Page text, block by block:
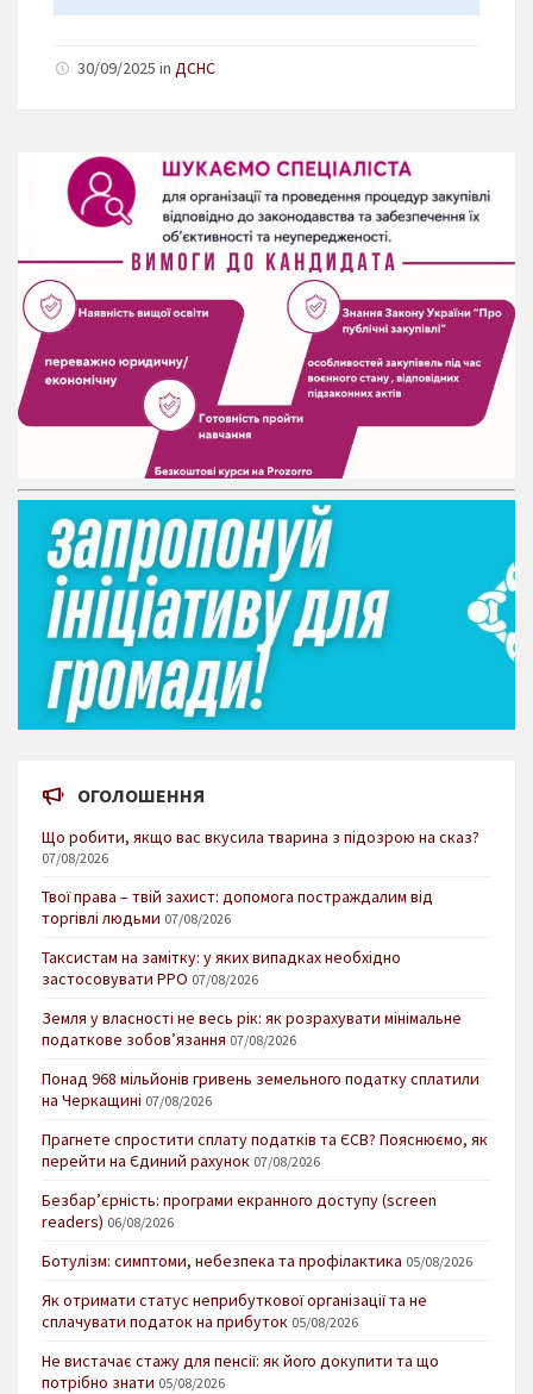
30/09/2025 in ДСНС
ОГОЛОШЕННЯ
Що робити, якщо вас вкусила тварина з підозрою на сказ?
07/08/2026
Твої права – твій захист: допомога постраждалим від
торгівлі людьми 07/08/2026
Таксистам на замітку: у яких випадках необхідно
застосовувати РРО 07/08/2026
Земля у власності не весь рік: як розрахувати мінімальне
податкове зобов’язання 07/08/2026
Понад 968 мільйонів гривень земельного податку сплатили
на Черкащині 07/08/2026
Прагнете спростити сплату податків та ЄСВ? Пояснюємо, як
перейти на Єдиний рахунок 07/08/2026
Безбар’єрність: програми екранного доступу (screen
readers) 06/08/2026
Ботулізм: симптоми, небезпека та профілактика 05/08/2026
Як отримати статус неприбуткової організації та не
сплачувати податок на прибуток 05/08/2026
Не вистачає стажу для пенсії: як його докупити та що
потрібно знати 05/08/2026